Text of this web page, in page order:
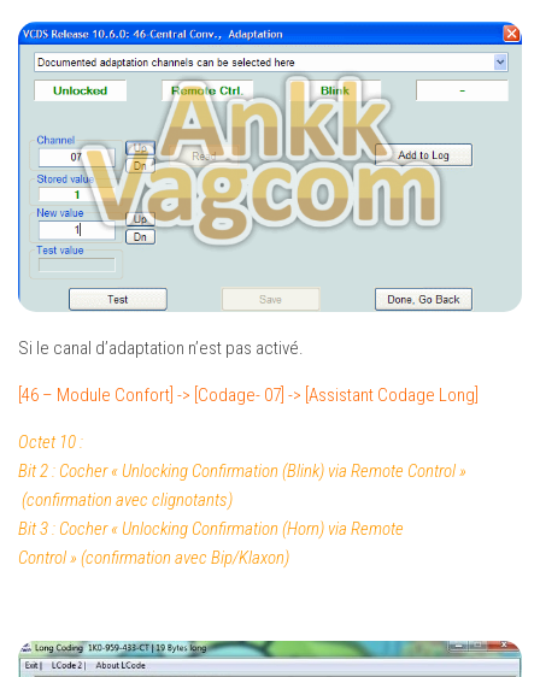
Si le canal d’adaptation n’est pas activé.
[46 – Module Confort] -> [Codage- 07] -> [Assistant Codage Long]
Octet 10 :
Bit 2 : Cocher «Unlocking Confirmation (Blink) via Remote Control»
(confirmation avec clignotants)
Bit 3 : Cocher «Unlocking Confirmation (Horn) via Remote
Control» (confirmation avec Bip/Klaxon)